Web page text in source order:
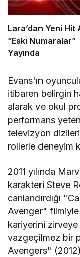
Lara’dan Yeni Hit
“Eski Numaralar”
Yayında
Evans'ın
itibaren belirgin
alarak ve okul
performans
televizyon
rollerle deneyim
2011 yılında
karakteri Steve
canlandırdığı
Avenger" filmiyle
kariyerini zirveye
vazgeçilmez bir
Avengers"